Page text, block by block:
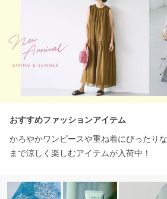
おすすめファッションアイテム
かろやかワンピースや重ね着にぴったり
まで涼しく楽しむアイテムが入荷中！